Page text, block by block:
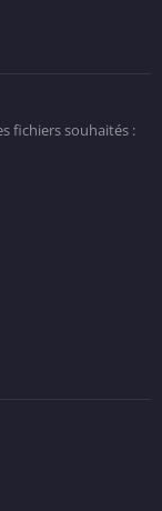
fichiers souhaités :